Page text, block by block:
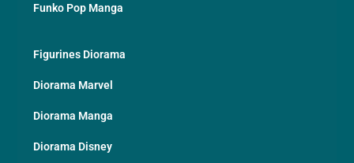
Funko Pop Manga
Figurines Diorama
Diorama Marvel
Diorama Manga
Diorama Disney